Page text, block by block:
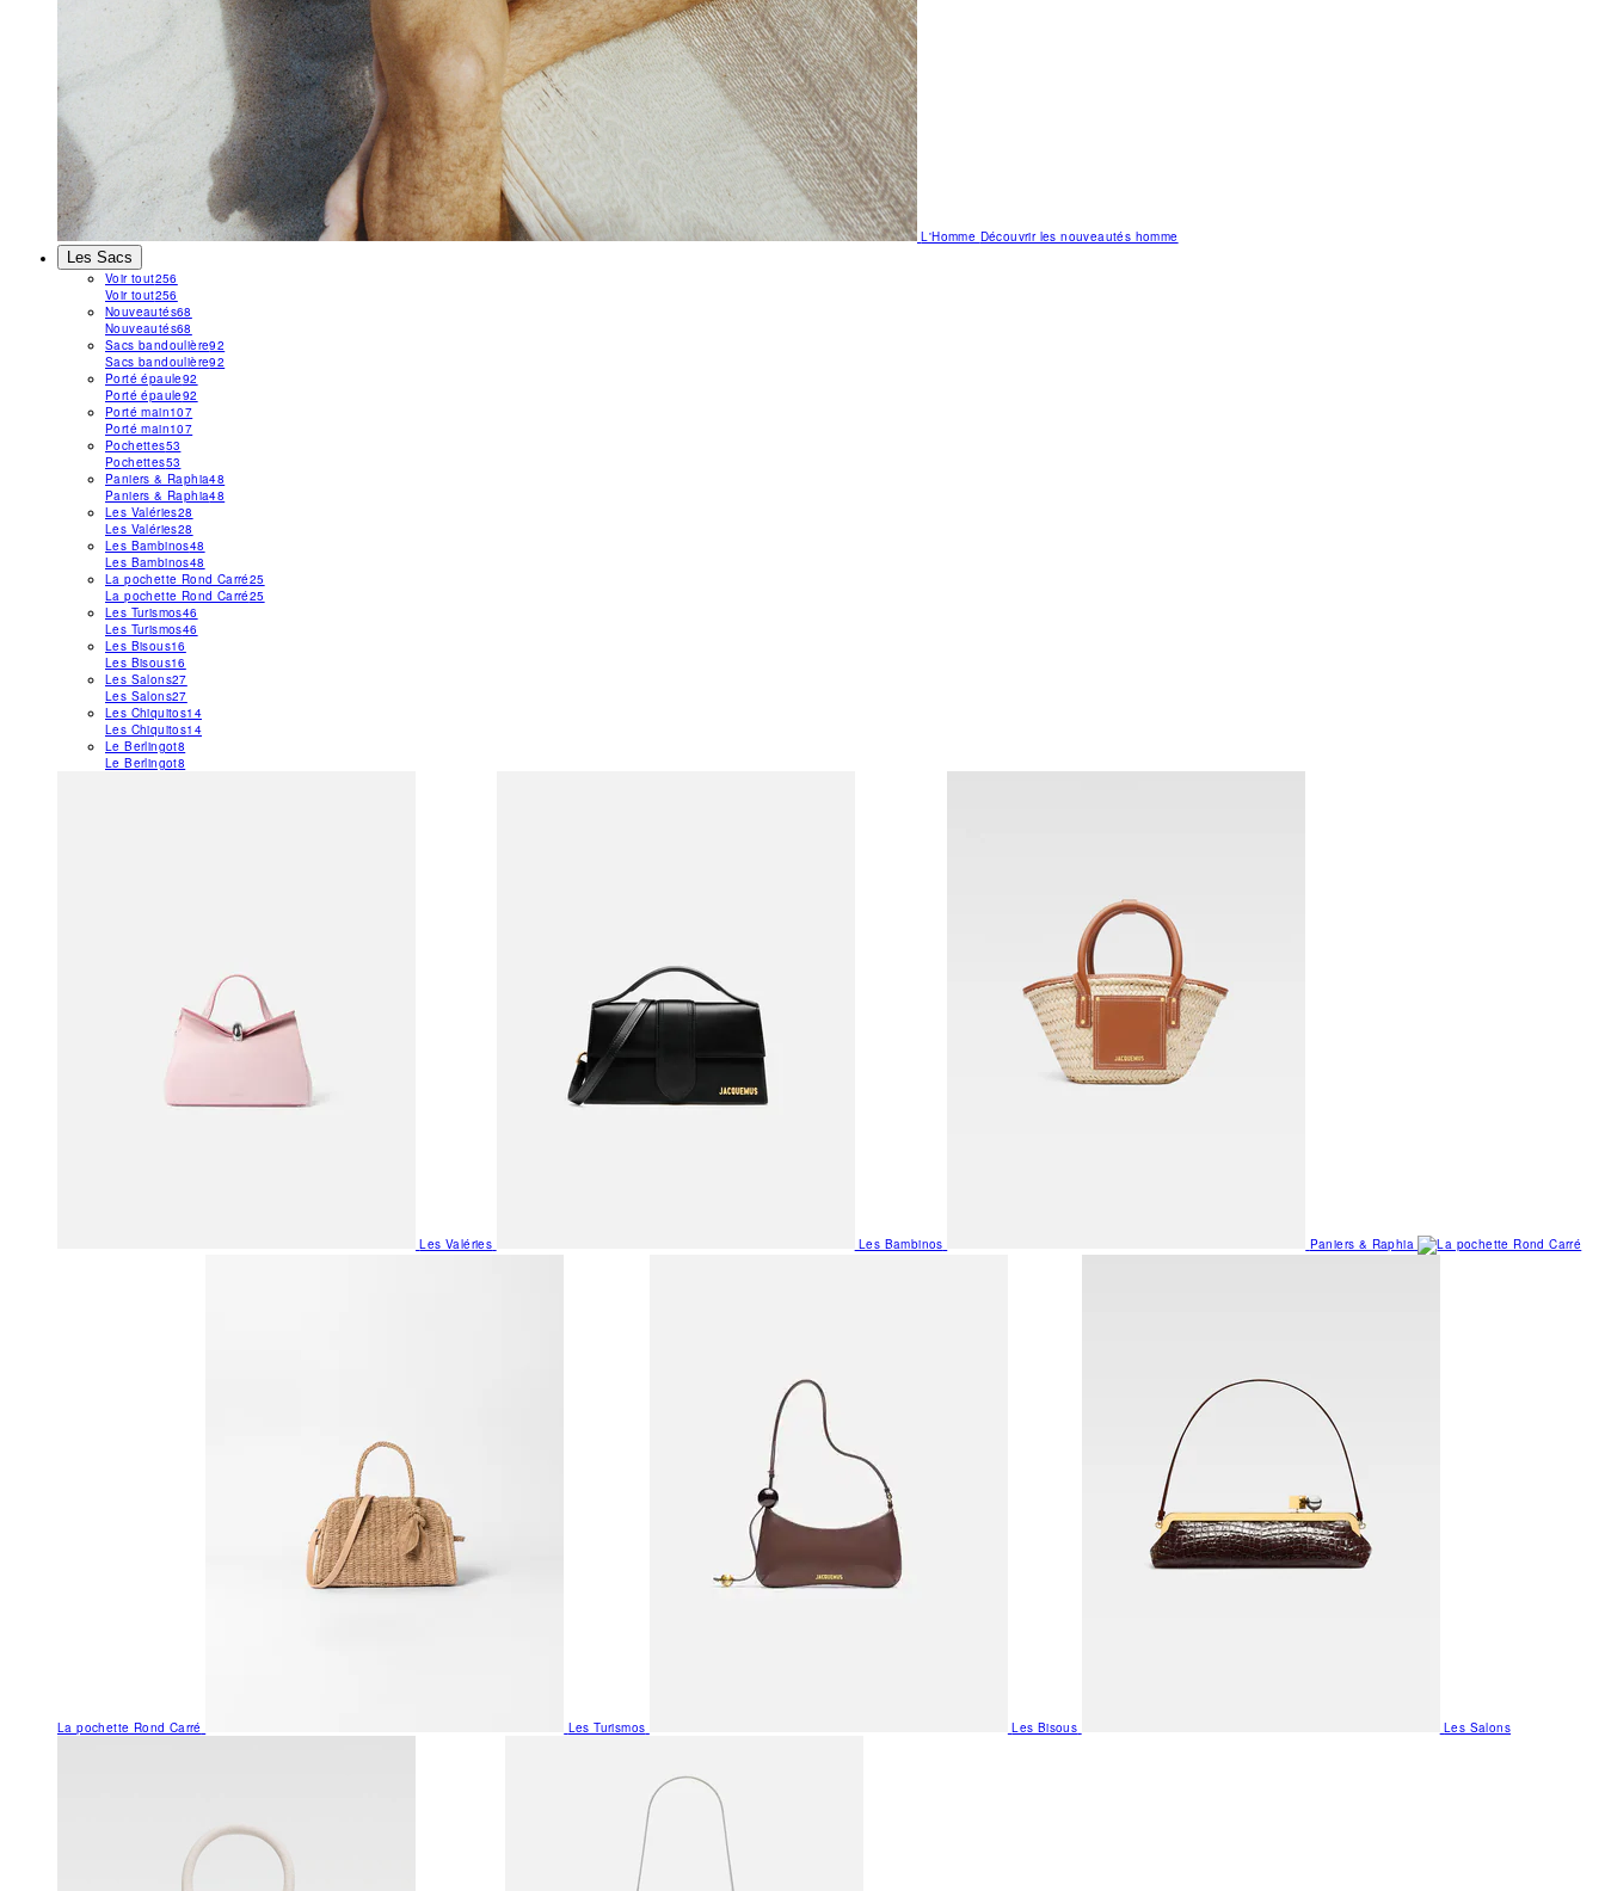
L'Homme Découvrir les nouveautés homme
Les Sacs
Voir tout256
Voir tout256
Nouveautés68
Nouveautés68
Sacs bandoulière92
Sacs bandoulière92
Porté épaule92
Porté épaule92
Porté main107
Porté main107
Pochettes53
Pochettes53
Paniers & Raphia48
Paniers & Raphia48
Les Valéries28
Les Valéries28
Les Bambinos48
Les Bambinos48
La pochette Rond Carré25
La pochette Rond Carré25
Les Turismos46
Les Turismos46
Les Bisous16
Les Bisous16
Les Salons27
Les Salons27
Les Chiquitos14
Les Chiquitos14
Le Berlingot8
Le Berlingot8
Les Valéries Les Bambinos Paniers & Raphia
La pochette Rond Carré Les Turismos Les Bisous Les Salons